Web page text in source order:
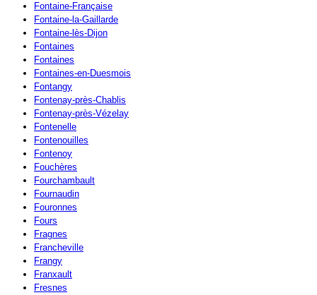
Fontaine-Française
Fontaine-la-Gaillarde
Fontaine-lès-Dijon
Fontaines
Fontaines
Fontaines-en-Duesmois
Fontangy
Fontenay-près-Chablis
Fontenay-près-Vézelay
Fontenelle
Fontenouilles
Fontenoy
Fouchères
Fourchambault
Fournaudin
Fouronnes
Fours
Fragnes
Francheville
Frangy
Franxault
Fresnes